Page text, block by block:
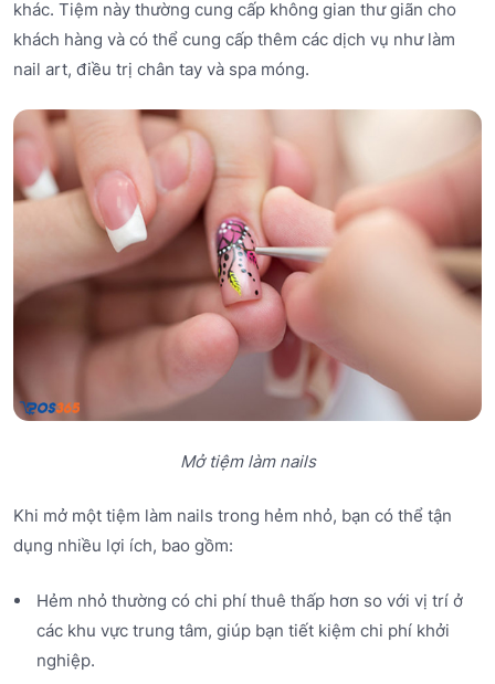
khác. Tiệm này thường cung cấp không gian thư giãn cho
khách hàng và có thể cung cấp thêm các dịch vụ như làm
nail art, điều trị chân tay và spa móng.
Mở tiệm làm nails
Khi mở một tiệm làm nails trong hẻm nhỏ, bạn có thể tận
dụng nhiều lợi ích, bao gồm:
Hẻm nhỏ thường có chi phí thuê thấp hơn so với vị trí ở
các khu vực trung tâm, giúp bạn tiết kiệm chi phí khởi
nghiệp.